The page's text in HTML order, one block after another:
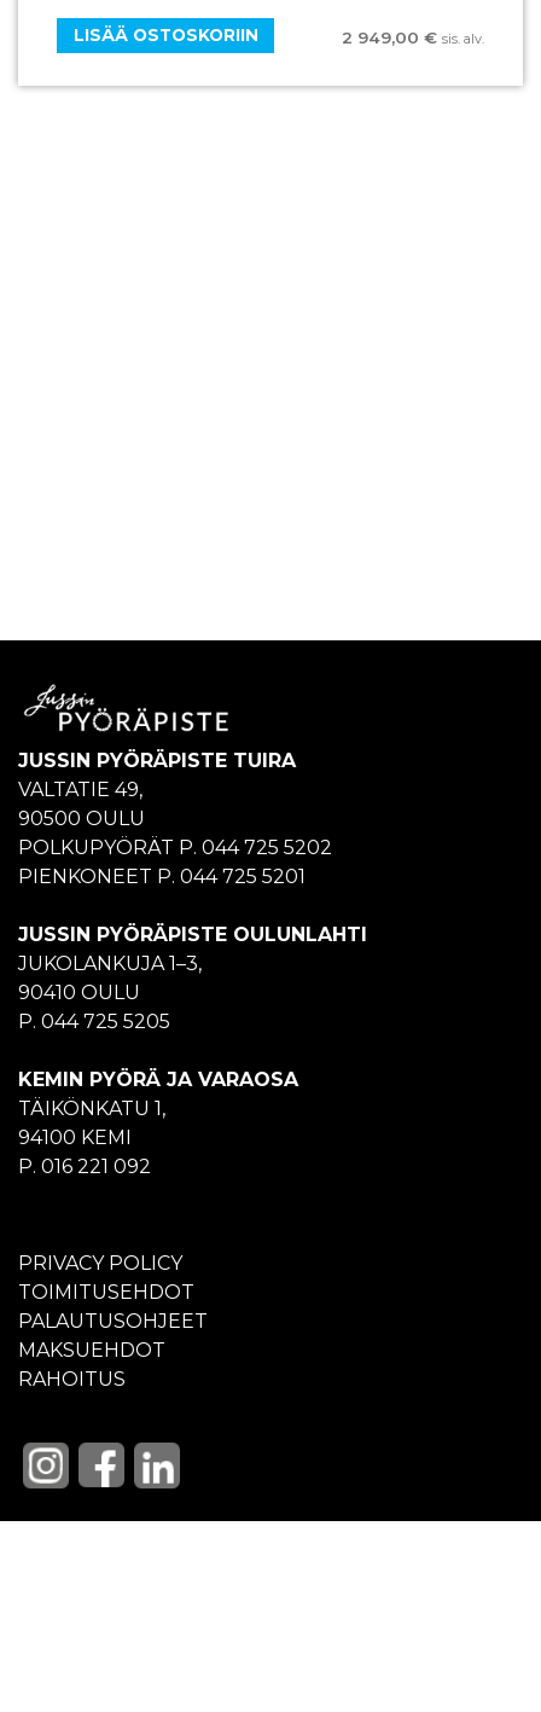
2 949,00 € sis. alv.
LISÄÄ OSTOSKORIIN
JUSSIN PYÖRÄPISTE TUIRA
VALTATIE 49,
90500 OULU
POLKUPYÖRÄT P. 044 725 5202
PIENKONEET P. 044 725 5201
JUSSIN PYÖRÄPISTE OULUNLAHTI
JUKOLANKUJA 1–3,
90410 OULU
P. 044 725 5205
KEMIN PYÖRÄ JA VARAOSA
TÄIKÖNKATU 1,
94100 KEMI
P. 016 221 092
PRIVACY POLICY
TOIMITUSEHDOT
PALAUTUSOHJEET
MAKSUEHDOT
RAHOITUS